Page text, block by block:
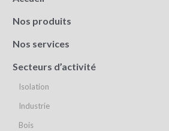
Nos produits
Nos services
Secteurs d’activité
Isolation
Industrie
Bois